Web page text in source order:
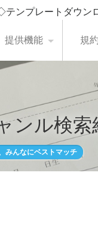
ンプレートダウ
提供機能 規
ンル検索
みんなにベストマッチ